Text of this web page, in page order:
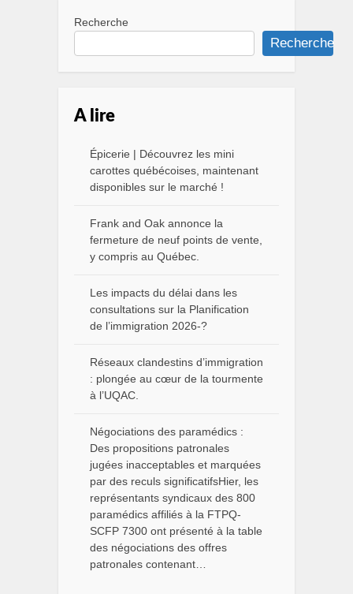
Recherche
Recherche
A lire
Épicerie | Découvrez les mini
carottes québécoises, maintenant
disponibles sur le marché !
Frank and Oak annonce la
fermeture de neuf points de vente,
y compris au Québec.
Les impacts du délai dans les
consultations sur la Planification
de l’immigration 2026-?
Réseaux clandestins d’immigration
: plongée au cœur de la tourmente
à l’UQAC.
Négociations des paramédics :
Des propositions patronales
jugées inacceptables et marquées
par des reculs significatifsHier, les
représentants syndicaux des 800
paramédics affiliés à la FTPQ-
SCFP 7300 ont présenté à la table
des négociations des offres
patronales contenant…